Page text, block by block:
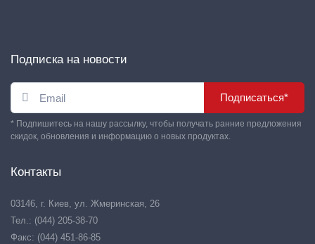
Подписка на новости
Подписаться*
* Подпишитесь на нашу рассылку, чтобы получать ранние предложения
скидок, обновления и информацию о новых продуктах.
Контакты
03146, г. Киев, ул. Жмеринская, 26
Тел.: (044) 205-38-70
Факс: (044) 451-86-85